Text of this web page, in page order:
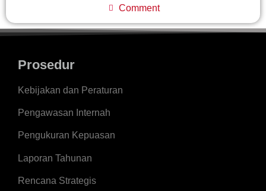
Comment
Prosedur
Kebijakan dan Peraturan
Pengawasan Internah
Pengukuran Kepuasan
Laporan Tahunan
Rencana Strategis